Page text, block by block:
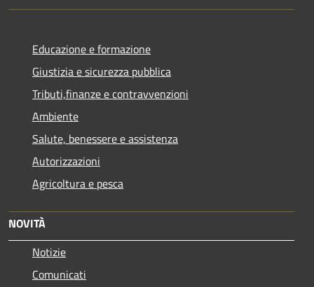
Educazione e formazione
Giustizia e sicurezza pubblica
Tributi,finanze e contravvenzioni
Ambiente
Salute, benessere e assistenza
Autorizzazioni
Agricoltura e pesca
NOVITÀ
Notizie
Comunicati